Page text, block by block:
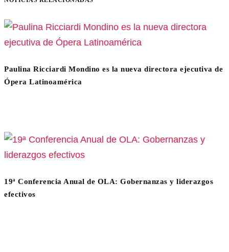
Paulina Ricciardi Mondino es la nueva directora ejecutiva de
Ópera Latinoamérica
19ª Conferencia Anual de OLA: Gobernanzas y liderazgos
efectivos